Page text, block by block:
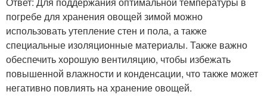
погребе для хранения овощей зимой можно
использовать утепление стен и пола, а также
специальные изоляционные материалы. Также важно
обеспечить хорошую вентиляцию, чтобы избежать
повышенной влажности и конденсации, что также может
негативно повлиять на хранение овощей.